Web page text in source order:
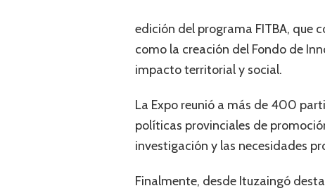
edición del programa FITBA, que
como la creación del Fondo de
impacto territorial y social.
La Expo reunió a más de 400
políticas provinciales de
investigación y las necesidades
Finalmente, desde Ituzaingó